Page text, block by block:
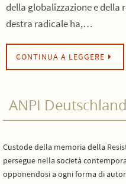
della globalizzazione e della
destra radicale ha,…
CONTINUA A LEGGERE
ANPI Deutschland
Custode della memoria della
persegue nella società
opponendosi a ogni forma di